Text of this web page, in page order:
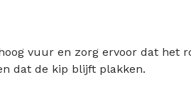
vuur en zorg ervoor dat het
dat de kip blijft plakken.